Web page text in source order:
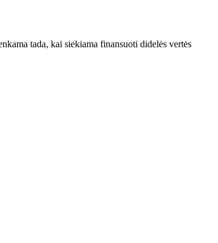
tada, kai siekiama finansuoti didelės vertės